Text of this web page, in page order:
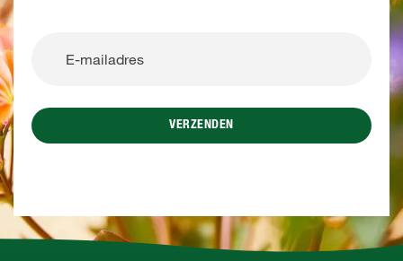
VERZENDEN